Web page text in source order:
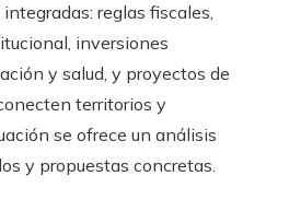
reglas fiscales,
inversiones
y salud, y proyectos de
territorios y
se ofrece un análisis
y propuestas concretas.